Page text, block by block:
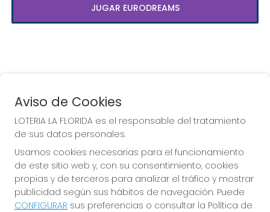
JUGAR EURODREAMS
COMPRA EN LOTERIA LA
FLORIDA
Y QUE LAS MEIGAS TE
ACOMPAÑEN
Aviso de Cookies
LOTERIA LA FLORIDA es el responsable del tratamiento
de sus datos personales.
Usamos cookies necesarias para el funcionamiento
de este sitio web y, con su consentimiento, cookies
propias y de terceros para analizar el tráfico y mostrar
publicidad según sus hábitos de navegación. Puede
CONFIGURAR sus preferencias o consultar la Política de